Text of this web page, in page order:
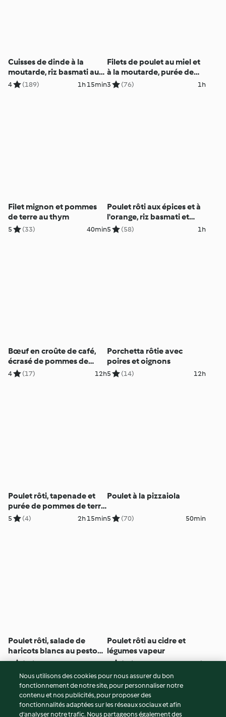
Cuisses de dinde à la
moutarde, riz basmati aux
champignons
4 (189) 1h 15min
Filets de poulet au miel et
à la moutarde, purée de
chou-fleur à l'ail
3 (76) 1h
Filet mignon et pommes
de terre au thym
5 (33) 40min
Poulet rôti aux épices et à
l'orange, riz basmati et
raisins secs
5 (58) 1h
Bœuf en croûte de café,
écrasé de pommes de
terre
4 (17) 12h
Porchetta rôtie avec
poires et oignons
5 (14) 12h
Poulet rôti, tapenade et
purée de pommes de terre
aux oignons caramélisés
5 (4) 2h 15min
Poulet à la pizzaiola
5 (70) 50min
Poulet rôti, salade de
haricots blancs au pesto
de roquette
5 (21) 45h
Poulet rôti au cidre et
légumes vapeur
5 (46) 1h 45min
© Copyright 2026
Conditions d'utilisation
Nous utilisons des cookies pour nous assurer du bon
fonctionnement de notre site, pour personnaliser notre
contenu et nos publicités, pour proposer des
fonctionnalités adaptées sur les réseaux sociaux et afin
d’analyser notre trafic. Nous partageons également des